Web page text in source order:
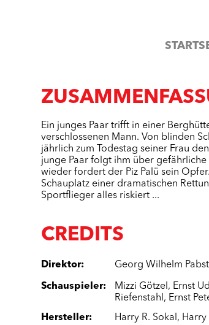
Ein junges Paar trifft in einer
verschlossenen Mann. Von blinden
jährlich zum Todestag seiner Frau
junge Paar folgt ihm über
wieder fordert der Piz Palü sein
Schauplatz einer dramatischen
Sportflieger alles riskiert ...
CREDITS
Direktor: Georg Wilhelm Pabst
Schauspieler: Mizzi Götzel , Ernst
Riefenstahl , Ernst
Hersteller: Harry R. Sokal , Harry